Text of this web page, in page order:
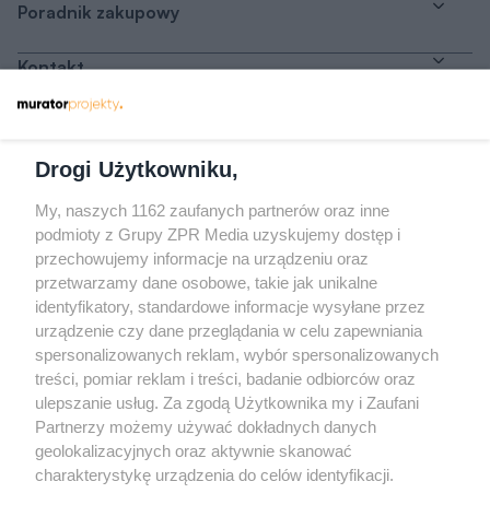
Poradnik zakupowy
Kontakt
Odwiedź grupę na Facebooku
Gdybym budował drugi raz - mądry Polak
przed budową
Forum Muratora
Drogi Użytkowniku,
My, naszych 1162 zaufanych partnerów oraz inne
podmioty z Grupy ZPR Media uzyskujemy dostęp i
przechowujemy informacje na urządzeniu oraz
przetwarzamy dane osobowe, takie jak unikalne
identyfikatory, standardowe informacje wysyłane przez
urządzenie czy dane przeglądania w celu zapewniania
spersonalizowanych reklam, wybór spersonalizowanych
treści, pomiar reklam i treści, badanie odbiorców oraz
ulepszanie usług. Za zgodą Użytkownika my i Zaufani
Partnerzy możemy używać dokładnych danych
geolokalizacyjnych oraz aktywnie skanować
charakterystykę urządzenia do celów identyfikacji.